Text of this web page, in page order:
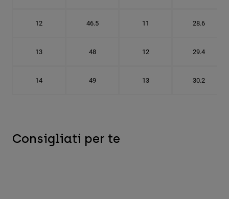
12 46.5 11 28.6
13 48 12 29.4
14 49 13 30.2
Consigliati per te